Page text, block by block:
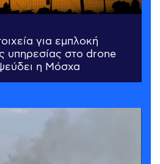
για εμπλοκή
υπηρεσίας στο drone
η Μόσχα